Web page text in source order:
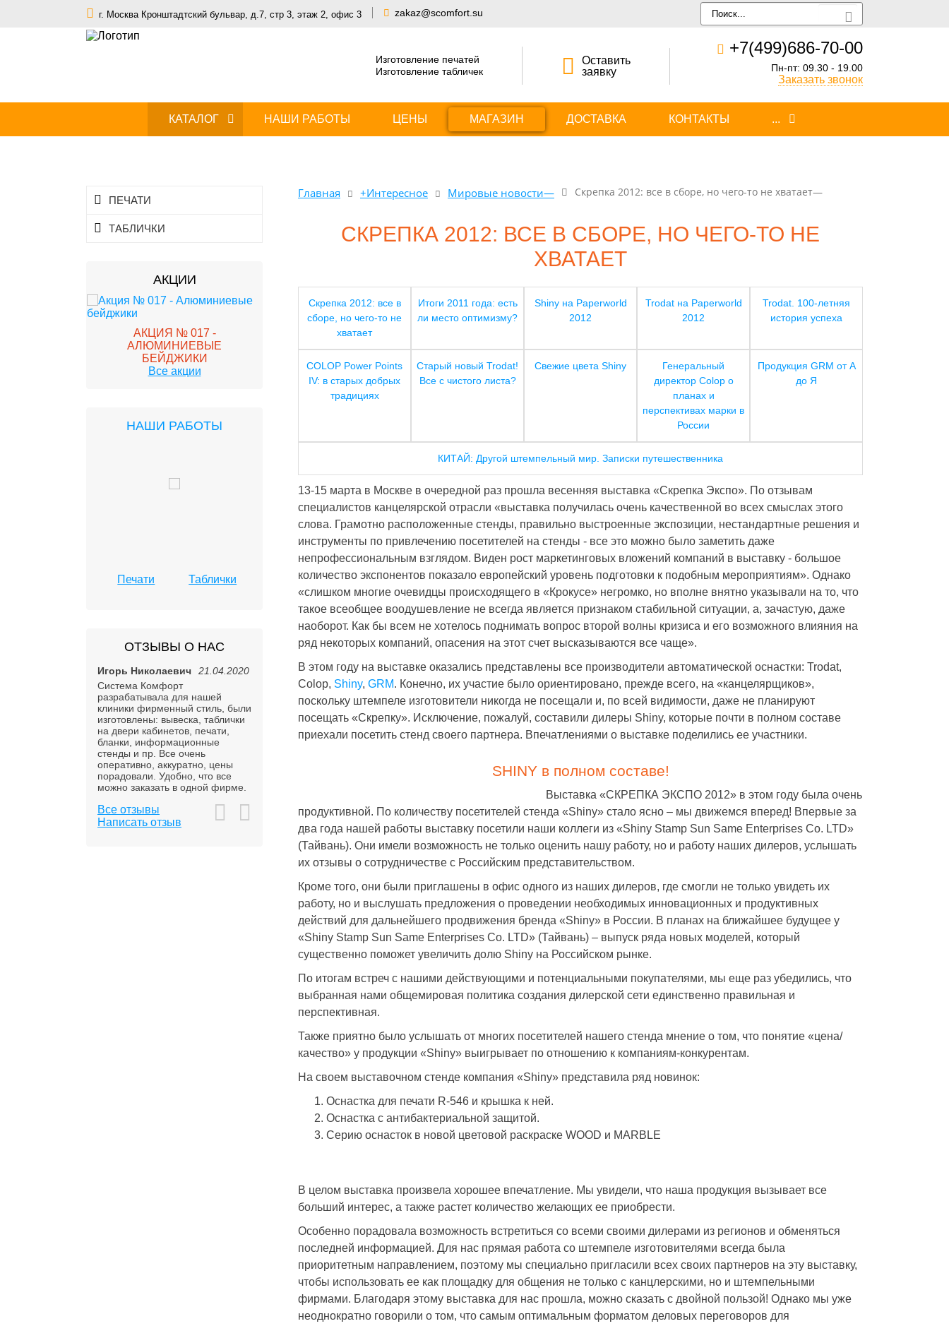
г. Москва Кронштадтский бульвар, д.7, стр 3, этаж 2, офис 3 zakaz@scomfort.su
+7(499)686-70-00
Пн-пт: 09.30 - 19.00
Заказать звонок
Оставить
заявку
Изготовление печатей
Изготовление табличек
КАТАЛОГ НАШИ РАБОТЫ ЦЕНЫ МАГАЗИН ДОСТАВКА КОНТАКТЫ ...
ПЕЧАТИ
ТАБЛИЧКИ
АКЦИИ
АКЦИЯ № 017 -
АЛЮМИНИЕВЫЕ
БЕЙДЖИКИ
АКЦИЯ № 016 - ПЕЧАТИ НА
Все акции
НАШИ РАБОТЫ
Печати Таблички
ОТЗЫВЫ О НАС
Игорь Николаевич
21.04.2020
Система Комфорт
разрабатывала для нашей
клиники фирменный стиль, были
изготовлены: вывеска, таблички
на двери кабинетов, печати,
бланки, информационные
стенды и пр. Все очень
оперативно, аккуратно, цены
порадовали. Удобно, что все
можно заказать в одной фирме.
13.06.2019
Спасибо, заказ выполнен в
оговоренный срок с отменным
качеством.
Гео С.
05.02.2019
Являюсь постоянным клиентом
этой организации, всё делается
быстро и в срок (если нужно
ускорить процесс, обязательно
помогут менеджеры). Удобное
расположение рядом с метро.
Карина К.
01.02.2019
Спасибо большое менеджеру
Наталье, которая помогла
ускорить процесс печати
вывески, а то заказали в
последний момент и могли не
успеть к открытию кафе..а так
Татьяна Д.
28.01.2019
Хочу выразить благодарность
сотрудникам компании "Система
Комфорт". Для нашей фирмы
нужно было изготовить печати.
Сотрудники компании быстро и
качественно справились с
Все отзывы
Написать отзыв
Главная +Интересное Мировые новости— Скрепка 2012: все в сборе, но чего-то не хватает—
СКРЕПКА 2012: ВСЕ В СБОРЕ, НО ЧЕГО-ТО НЕ
ХВАТАЕТ
Скрепка 2012: все в
сборе, но чего-то не
хватает
Итоги 2011 года: есть
ли место оптимизму?
Shiny на Paperworld
2012
Trodat на Paperworld
2012
Trodat. 100-летняя
история успеха
COLOP Power Points
IV: в старых добрых
традициях
Старый новый Trodat!
Все с чистого листа?
Свежие цвета Shiny
Генеральный
директор Colop о
планах и
перспективах марки в
России
Продукция GRM от А
до Я
КИТАЙ: Другой штемпельный мир. Записки путешественника
13-15 марта в Москве в очередной раз прошла весенняя выставка «Скрепка Экспо». По отзывам
специалистов канцелярской отрасли «выставка получилась очень качественной во всех смыслах этого
слова. Грамотно расположенные стенды, правильно выстроенные экспозиции, нестандартные решения и
инструменты по привлечению посетителей на стенды - все это можно было заметить даже
непрофессиональным взглядом. Виден рост маркетинговых вложений компаний в выставку - большое
количество экспонентов показало европейский уровень подготовки к подобным мероприятиям». Однако
«слишком многие очевидцы происходящего в «Крокусе» негромко, но вполне внятно указывали на то, что
такое всеобщее воодушевление не всегда является признаком стабильной ситуации, а, зачастую, даже
наоборот. Как бы всем не хотелось поднимать вопрос второй волны кризиса и его возможного влияния на
ряд некоторых компаний, опасения на этот счет высказываются все чаще».
В этом году на выставке оказались представлены все производители автоматической оснастки: Trodat,
Colop, Shiny, GRM. Конечно, их участие было ориентировано, прежде всего, на «канцелярщиков»,
поскольку штемпеле изготовители никогда не посещали и, по всей видимости, даже не планируют
посещать «Скрепку». Исключение, пожалуй, составили дилеры Shiny, которые почти в полном составе
приехали посетить стенд своего партнера. Впечатлениями о выставке поделились ее участники.
SHINY в полном составе!
Выставка «СКРЕПКА ЭКСПО 2012» в этом году была очень
продуктивной. По количеству посетителей стенда «Shiny» стало ясно – мы движемся вперед! Впервые за
два года нашей работы выставку посетили наши коллеги из «Shiny Stamp Sun Same Enterprises Co. LTD»
(Тайвань). Они имели возможность не только оценить нашу работу, но и работу наших дилеров, услышать
их отзывы о сотрудничестве с Российским представительством.
Кроме того, они были приглашены в офис одного из наших дилеров, где смогли не только увидеть их
работу, но и выслушать предложения о проведении необходимых инновационных и продуктивных
действий для дальнейшего продвижения бренда «Shiny» в России. В планах на ближайшее будущее у
«Shiny Stamp Sun Same Enterprises Co. LTD» (Тайвань) – выпуск ряда новых моделей, который
существенно поможет увеличить долю Shiny на Российском рынке.
По итогам встреч с нашими действующими и потенциальными покупателями, мы еще раз убедились, что
выбранная нами общемировая политика создания дилерской сети единственно правильная и
перспективная.
Также приятно было услышать от многих посетителей нашего стенда мнение о том, что понятие «цена/
качество» у продукции «Shiny» выигрывает по отношению к компаниям-конкурентам.
На своем выставочном стенде компания «Shiny» представила ряд новинок:
Оснастка для печати R-546 и крышка к ней.
Оснастка с антибактериальной защитой.
Серию оснасток в новой цветовой раскраске WOOD и MARBLE
В целом выставка произвела хорошее впечатление. Мы увидели, что наша продукция вызывает все
больший интерес, а также растет количество желающих ее приобрести.
Особенно порадовала возможность встретиться со всеми своими дилерами из регионов и обменяться
последней информацией. Для нас прямая работа со штемпеле изготовителями всегда была
приоритетным направлением, поэтому мы специально пригласили всех своих партнеров на эту выставку,
чтобы использовать ее как площадку для общения не только с канцлерскими, но и штемпельными
фирмами. Благодаря этому выставка для нас прошла, можно сказать с двойной пользой! Однако мы уже
неоднократно говорили о том, что самым оптимальным форматом деловых переговоров для